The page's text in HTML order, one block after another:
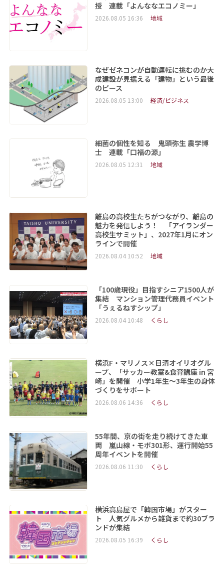
授 連載「よんななエコノミー」
2026.08.05 16:36 地域
なぜゼネコンが自動運転に挑むのか――大
成建設が見据える「建物」という最後
のピース
2026.08.05 13:00 経済/ビジネス
細菌の個性を知る 鬼頭弥生 農学博
士 連載「口福の源」
2026.08.05 12:31 地域
離島の高校生たちがつながり、離島の
魅力を発信しよう！ 「アイランダー
高校生サミット」、2027年1月にオン
ラインで開催
2026.08.04 10:52 地域
「100歳現役」目指すシニア1500人が
集結 マンション管理代務員イベント
「うぇるねすシップ」
2026.08.04 10:48 くらし
横浜F・マリノス×日清オイリオグル
ープ、「サッカー教室&食育講座 in 宮
崎」を開催 小学1年生～3年生の身体
づくりをサポート
2026.08.06 14:36 くらし
55年間、京の街を走り続けてきた車
両 嵐山線・モボ301形、運行開始55
周年イベントを開催
2026.08.06 11:30 くらし
横浜高島屋で「韓国市場」がスター
ト 人気グルメから雑貨まで約30ブラ
ンドが集結
2026.08.05 16:39 くらし